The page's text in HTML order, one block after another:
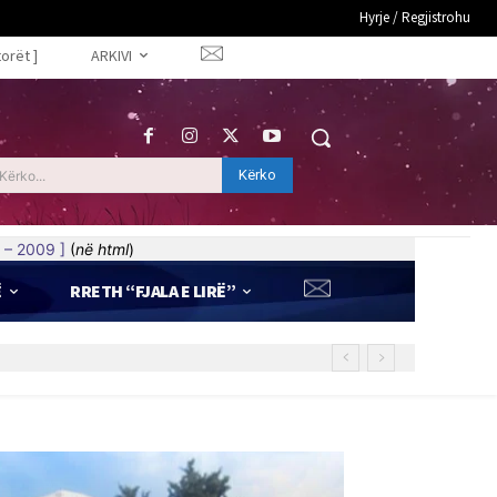
Hyrje / Regjistrohu
] ARKIVI
Kërko... Kërko
2009 ] (në html)
RRETH “FJALA E LIRË”